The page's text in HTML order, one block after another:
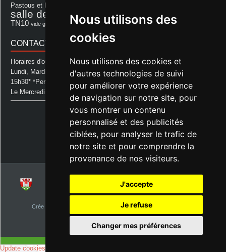
Nous utilisons des
cookies
Nous utilisons des cookies et
d'autres technologies de suivi
pour améliorer votre expérience
de navigation sur notre site, pour
vous montrer un contenu
personnalisé et des publicités
ciblées, pour analyser le trafic de
notre site et pour comprendre la
provenance de nos visiteurs.
J'accepte
Je refuse
Changer mes préférences
Pastous et Pastourettes
salle des fêtes salle des fêtes d'aurice Souprosse
TN10 vide grenier Voeux école
CONTACT MAIRIE
Horaires d'ouverture de la Mairie:
Lundi, Mardi, Jeudi et Vendredi : de 08h00 à 11h30 et de 12h30 à
15h30* *Permanence téléphonique jusqu'à 17h00
Le Mercredi : de 08h00 à 11h00
Mairie d'Aurice
14 Avenue des Pastous
Tel : 05 58 76 06 50
Plus d'infos »
Commune d'Aurice – Landes 40
Crée par | Theme Designé et hébergé par : NetClic.fr
Update cookies preferences